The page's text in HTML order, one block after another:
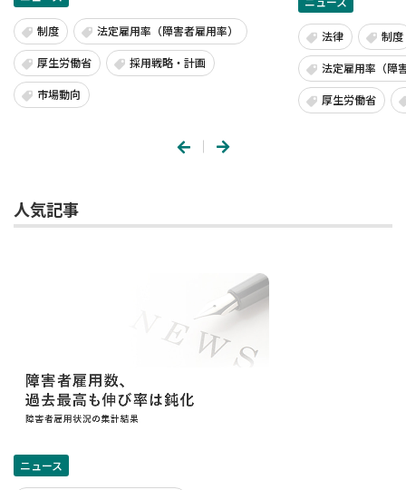
制度 法定雇用率（障害者雇用率）
厚生労働省 採用戦略・計画
市場動向
法律 制度
法定雇用率（障
厚生労働省
人気記事
ニュース